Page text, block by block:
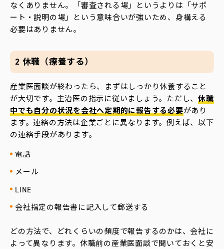
なくありません。「審査される場」というよりは「サポ
ート・説明の場」という意味合いが強いため、身構える
必要はありません。
2 休職（療養する）
産業医面談が終わったら、まずはしっかり休養すること
が大切です。主治医の指示に従いましょう。ただし、 休職
中でも自分の状況を会社へ定期的に報告する必要があり
ます。連絡の方法は企業ごとに異なります。例えば、以下
の連絡手段があります。
電話
メール
LINE
会社指定の報告書に記入して郵送する
どの方法で、どれくらいの頻度で報告するのかは、会社に
よって異なります。休職前の産業医面談で聞いておくと安